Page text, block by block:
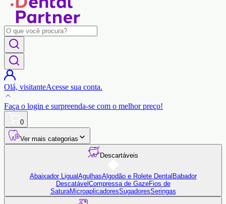
Olá, visitanteAcesse sua conta.
Faça o login e surpreenda-se com o melhor preço!
0
Ver mais categorias
Descartáveis
Abaixador Ligual AgulhasAlgodão e Rolete Dental Babador
Descatável Compressa de GazeFios de
SaturaMicroaplicadoresSugadoresSeringas